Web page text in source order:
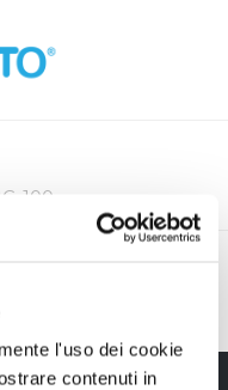
l'uso dei cookie
contenuti in
100